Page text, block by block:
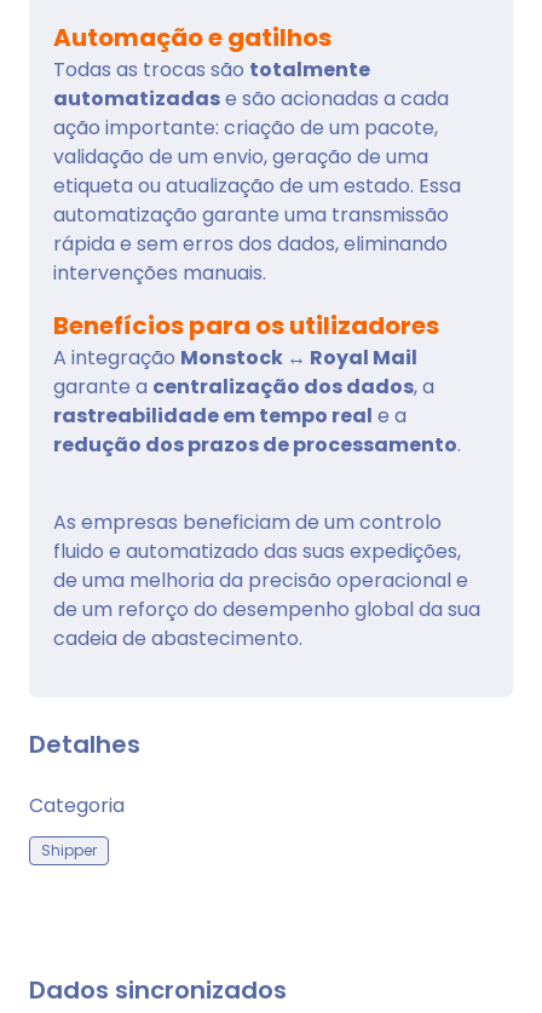
Automação e gatilhos
Todas as trocas são totalmente
automatizadase são acionadas a cada
ação importante: criação de um pacote,
validação de um envio, geração de uma
etiqueta ou atualização de um estado. Essa
automatização garante uma transmissão
rápida e sem erros dos dados, eliminando
intervenções manuais.
Benefícios para os utilizadores
A integração Monstock ↔ Royal Mail
garante a centralização dos dados, a
rastreabilidade em tempo real e a
redução dos prazos de processamento.
As empresas beneficiam de um controlo
fluido e automatizado das suas expedições,
de uma melhoria da precisão operacional e
de um reforço do desempenho global da sua
cadeia de abastecimento.
Detalhes
Categoria
Shipper
Dados sincronizados